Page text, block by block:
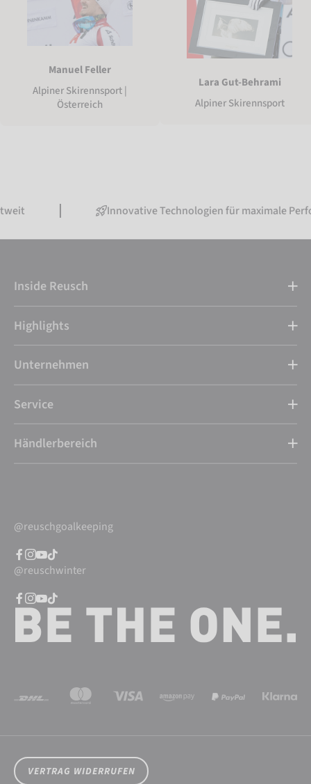
Manuel Feller
Alpiner Skirennsport |
Österreich
Lara Gut-Behrami
Alpiner Skirennsport
Innovative Technologien für maximale Performance
Inside Reusch
Highlights
Unternehmen
Service
Händlerbereich
@reuschgoalkeeping
@reuschwinter
VERTRAG WIDERRUFEN